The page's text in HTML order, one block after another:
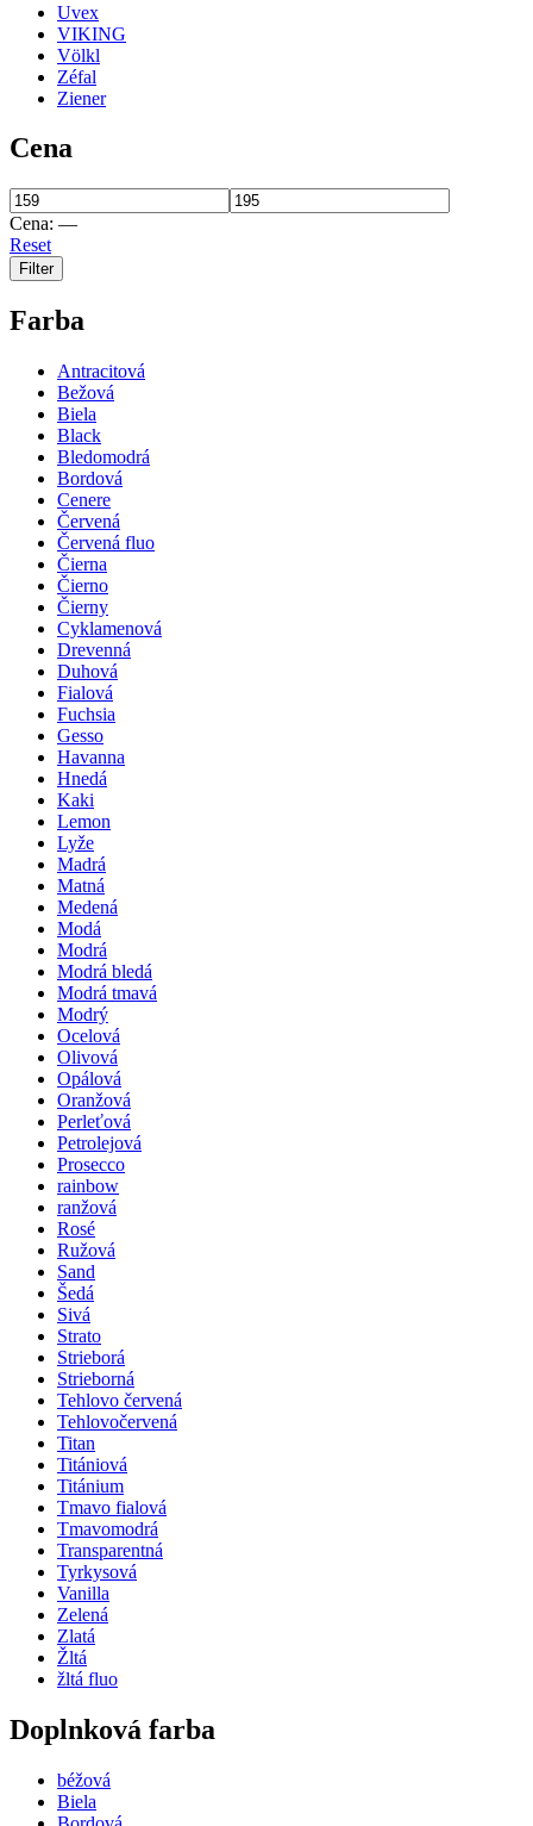
Uvex
VIKING
Völkl
Zéfal
Ziener
Cena
Cena: —
Reset
Filter
Farba
Antracitová
Bežová
Biela
Black
Bledomodrá
Bordová
Cenere
Červená
Červená fluo
Čierna
Čierno
Čierny
Cyklamenová
Drevenná
Duhová
Fialová
Fuchsia
Gesso
Havanna
Hnedá
Kaki
Lemon
Lyže
Madrá
Matná
Medená
Modá
Modrá
Modrá bledá
Modrá tmavá
Modrý
Ocelová
Olivová
Opálová
Oranžová
Perleťová
Petrolejová
Prosecco
rainbow
ranžová
Rosé
Ružová
Sand
Šedá
Sivá
Strato
Strieborá
Strieborná
Tehlovo červená
Tehlovočervená
Titan
Titániová
Titánium
Tmavo fialová
Tmavomodrá
Transparentná
Tyrkysová
Vanilla
Zelená
Zlatá
Žltá
žltá fluo
Doplnková farba
béžová
Biela